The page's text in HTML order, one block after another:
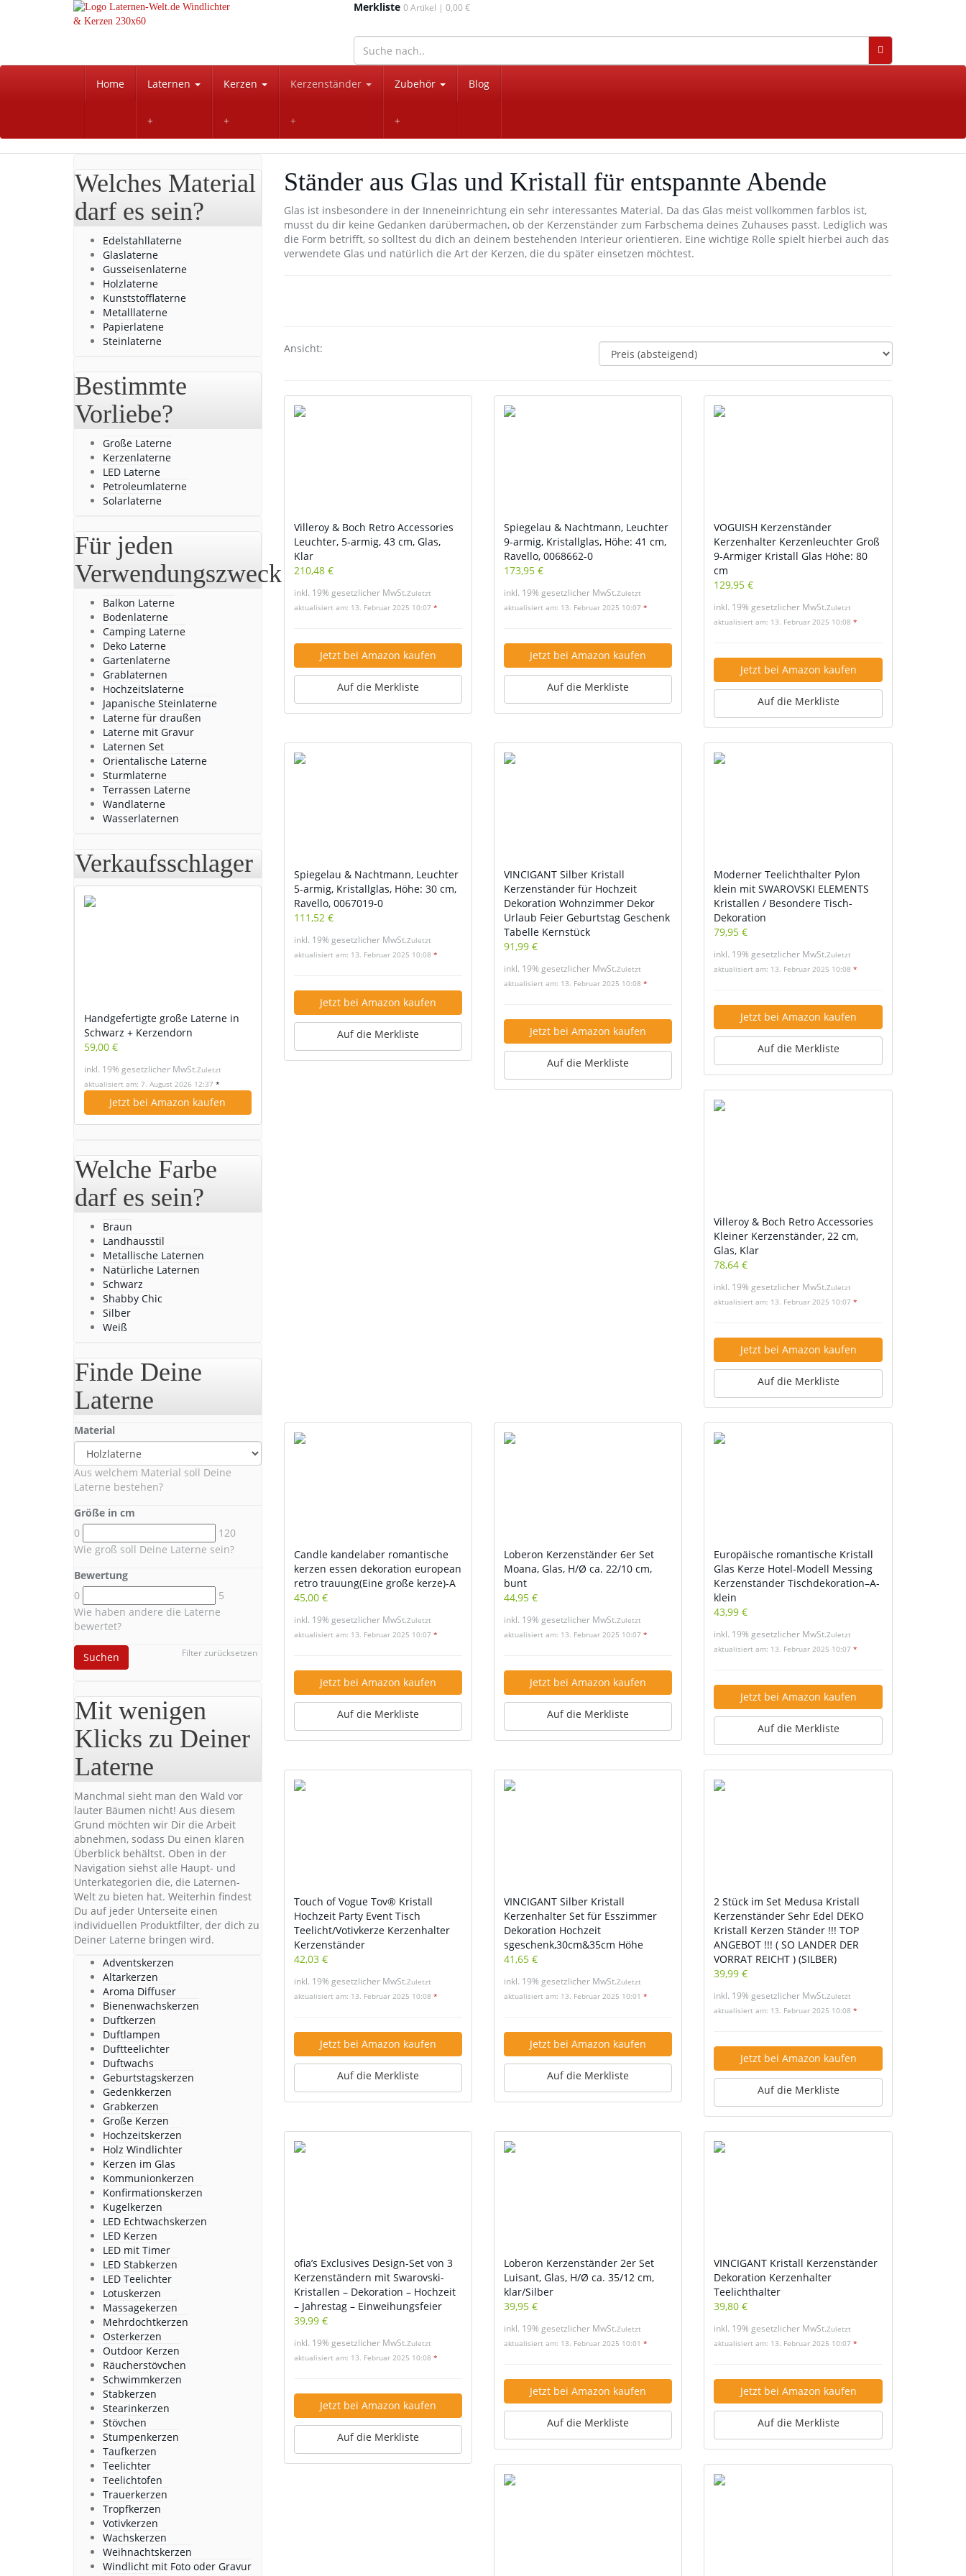
Merkliste 0Artikel | 0,00 €
Home Laternen Kerzen Kerzenständer Zubehör Blog
Ständer aus Glas und Kristall für entspannte Abende
Glas ist insbesondere in der Inneneinrichtung ein sehr interessantes Material. Da das Glas meist vollkommen farblos ist,
musst du dir keine Gedanken darübermachen, ob der Kerzenständer zum Farbschema deines Zuhauses passt. Lediglich was
die Form betrifft, so solltest du dich an deinem bestehenden Interieur orientieren. Eine wichtige Rolle spielt hierbei auch das
verwendete Glas und natürlich die Art der Kerzen, die du später einsetzen möchtest.
Ansicht:
Villeroy & Boch Retro Accessories
Leuchter, 5-armig, 43 cm, Glas,
Klar
210,48 €
inkl. 19% gesetzlicher MwSt.Zuletzt
aktualisiert am: 13. Februar 2025 10:07 *
Jetzt bei Amazon kaufen
Auf die Merkliste
Spiegelau & Nachtmann, Leuchter
9-armig, Kristallglas, Höhe: 41 cm,
Ravello, 0068662-0
173,95 €
inkl. 19% gesetzlicher MwSt.Zuletzt
aktualisiert am: 13. Februar 2025 10:07 *
Jetzt bei Amazon kaufen
Auf die Merkliste
VOGUISH Kerzenständer
Kerzenhalter Kerzenleuchter Groß
9-Armiger Kristall Glas Höhe: 80
cm
129,95 €
inkl. 19% gesetzlicher MwSt.Zuletzt
aktualisiert am: 13. Februar 2025 10:08*
Jetzt bei Amazon kaufen
Auf die Merkliste
Spiegelau & Nachtmann, Leuchter
5-armig, Kristallglas, Höhe: 30 cm,
Ravello, 0067019-0
111,52 €
inkl. 19% gesetzlicher MwSt.Zuletzt
aktualisiert am: 13. Februar 2025 10:08 *
Jetzt bei Amazon kaufen
Auf die Merkliste
VINCIGANT Silber Kristall
Kerzenständer für Hochzeit
Dekoration Wohnzimmer Dekor
Urlaub Feier Geburtstag Geschenk
Tabelle Kernstück
91,99 €
inkl. 19% gesetzlicher MwSt.Zuletzt
aktualisiert am: 13. Februar 2025 10:08 *
Jetzt bei Amazon kaufen
Auf die Merkliste
Moderner Teelichthalter Pylon
klein mit SWAROVSKI ELEMENTS
Kristallen / Besondere Tisch-
Dekoration
79,95 €
inkl. 19% gesetzlicher MwSt.Zuletzt
aktualisiert am: 13. Februar 2025 10:08*
Jetzt bei Amazon kaufen
Auf die Merkliste
Villeroy & Boch Retro Accessories
Kleiner Kerzenständer, 22 cm,
Glas, Klar
78,64 €
inkl. 19% gesetzlicher MwSt.Zuletzt
aktualisiert am: 13. Februar 2025 10:07*
Jetzt bei Amazon kaufen
Auf die Merkliste
Candle kandelaber romantische
kerzen essen dekoration european
retro trauung(Eine große kerze)-A
45,00 €
inkl. 19% gesetzlicher MwSt.Zuletzt
aktualisiert am: 13. Februar 2025 10:07 *
Jetzt bei Amazon kaufen
Auf die Merkliste
Loberon Kerzenständer 6er Set
Moana, Glas, H/Ø ca. 22/10 cm,
bunt
44,95 €
inkl. 19% gesetzlicher MwSt.Zuletzt
aktualisiert am: 13. Februar 2025 10:07 *
Jetzt bei Amazon kaufen
Auf die Merkliste
Europäische romantische Kristall
Glas Kerze Hotel-Modell Messing
Kerzenständer Tischdekoration–A-
klein
43,99 €
inkl. 19% gesetzlicher MwSt.Zuletzt
aktualisiert am: 13. Februar 2025 10:07*
Jetzt bei Amazon kaufen
Auf die Merkliste
Touch of Vogue Tov® Kristall
Hochzeit Party Event Tisch
Teelicht/Votivkerze Kerzenhalter
Kerzenständer
42,03 €
inkl. 19% gesetzlicher MwSt.Zuletzt
aktualisiert am: 13. Februar 2025 10:08 *
Jetzt bei Amazon kaufen
Auf die Merkliste
VINCIGANT Silber Kristall
Kerzenhalter Set für Esszimmer
Dekoration Hochzeit
sgeschenk,30cm&35cm Höhe
41,65 €
inkl. 19% gesetzlicher MwSt.Zuletzt
aktualisiert am: 13. Februar 2025 10:01 *
Jetzt bei Amazon kaufen
Auf die Merkliste
2 Stück im Set Medusa Kristall
Kerzenständer Sehr Edel DEKO
Kristall Kerzen Ständer !!! TOP
ANGEBOT !!! ( SO LANDER DER
VORRAT REICHT ) (SILBER)
39,99 €
inkl. 19% gesetzlicher MwSt.Zuletzt
aktualisiert am: 13. Februar 2025 10:08*
Jetzt bei Amazon kaufen
Auf die Merkliste
ofia’s Exclusives Design-Set von 3
Kerzenständern mit Swarovski-
Kristallen – Dekoration – Hochzeit
– Jahrestag – Einweihungsfeier
39,99 €
inkl. 19% gesetzlicher MwSt.Zuletzt
aktualisiert am: 13. Februar 2025 10:08 *
Jetzt bei Amazon kaufen
Auf die Merkliste
Loberon Kerzenständer 2er Set
Luisant, Glas, H/Ø ca. 35/12 cm,
klar/Silber
39,95 €
inkl. 19% gesetzlicher MwSt.Zuletzt
aktualisiert am: 13. Februar 2025 10:01 *
Jetzt bei Amazon kaufen
Auf die Merkliste
VINCIGANT Kristall Kerzenständer
Dekoration Kerzenhalter
Teelichthalter
39,80 €
inkl. 19% gesetzlicher MwSt.Zuletzt
aktualisiert am: 13. Februar 2025 10:07*
Jetzt bei Amazon kaufen
Auf die Merkliste
Welches Material
darf es sein?
Edelstahllaterne
Glaslaterne
Gusseisenlaterne
Holzlaterne
Kunststofflaterne
Metalllaterne
Papierlatene
Steinlaterne
Bestimmte
Vorliebe?
Große Laterne
Kerzenlaterne
LED Laterne
Petroleumlaterne
Solarlaterne
Für jeden
Verwendungszweck
Balkon Laterne
Bodenlaterne
Camping Laterne
Deko Laterne
Gartenlaterne
Grablaternen
Hochzeitslaterne
Japanische Steinlaterne
Laterne für draußen
Laterne mit Gravur
Laternen Set
Orientalische Laterne
Sturmlaterne
Terrassen Laterne
Wandlaterne
Wasserlaternen
Verkaufsschlager
Handgefertigte große Laterne in
Schwarz + Kerzendorn
59,00 €
inkl. 19% gesetzlicher MwSt.Zuletzt
aktualisiert am: 7. August 2026 12:37 *
Jetzt bei Amazon kaufen
Welche Farbe
darf es sein?
Braun
Landhausstil
Metallische Laternen
Natürliche Laternen
Schwarz
Shabby Chic
Silber
Weiß
Finde Deine
Laterne
Material
Aus welchem Material soll Deine
Laterne bestehen?
Größe in cm
0
120
Wie groß soll Deine Laterne sein?
Bewertung
0
5
Wie haben andere die Laterne
bewertet?
Filter zurücksetzen
Suchen
Mit wenigen
Klicks zu Deiner
Laterne
Manchmal sieht man den Wald vor
lauter Bäumen nicht! Aus diesem
Grund möchten wir Dir die Arbeit
abnehmen, sodass Du einen klaren
Überblick behältst. Oben in der
Navigation siehst alle Haupt- und
Unterkategorien die, die Laternen-
Welt zu bieten hat. Weiterhin findest
Du auf jeder Unterseite einen
individuellen Produktfilter, der dich zu
Deiner Laterne bringen wird.
Adventskerzen
Altarkerzen
Aroma Diffuser
Bienenwachskerzen
Duftkerzen
Duftlampen
Duftteelichter
Duftwachs
Geburtstagskerzen
Gedenkkerzen
Grabkerzen
Große Kerzen
Hochzeitskerzen
Holz Windlichter
Kerzen im Glas
Kommunionkerzen
Konfirmationskerzen
Kugelkerzen
LED Echtwachskerzen
LED Kerzen
LED mit Timer
LED Stabkerzen
LED Teelichter
Lotuskerzen
Massagekerzen
Mehrdochtkerzen
Osterkerzen
Outdoor Kerzen
Räucherstövchen
Schwimmkerzen
Stabkerzen
Stearinkerzen
Stövchen
Stumpenkerzen
Taufkerzen
Teelichter
Teelichtofen
Trauerkerzen
Tropfkerzen
Votivkerzen
Wachskerzen
Weihnachtskerzen
Windlicht mit Foto oder Gravur